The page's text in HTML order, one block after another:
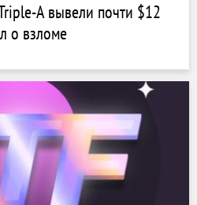
A вывели почти $12
о взломе